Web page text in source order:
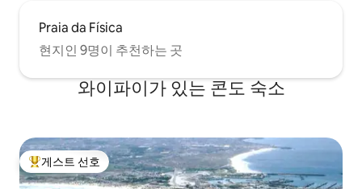
Praia da Física
현지인 9명이 추천하는 곳
와이파이가 있는 콘도 숙소
상위 게스트 선호
게스트 선호